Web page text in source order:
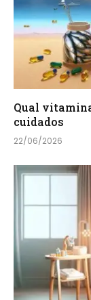
Qual
cuidados
22/06/2026